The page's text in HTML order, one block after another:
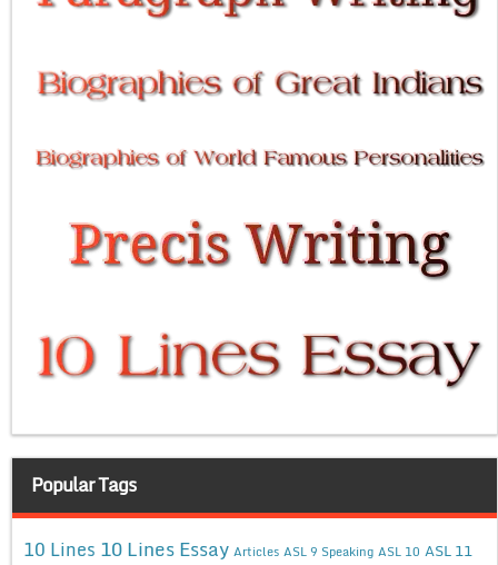
Popular Tags
10 Lines 10 Lines Essay Articles ASL 9 Speaking ASL 10 ASL 11